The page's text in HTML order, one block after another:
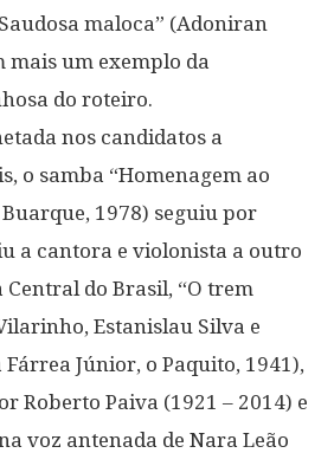
maloca” (Adoniran
mais um exemplo da
do roteiro.
nos candidatos a
o samba “Homenagem ao
1978) seguiu por
a cantora e violonista a outro
Central do Brasil, “O trem
Estanislau Silva e
Júnior, o Paquito, 1941),
Roberto Paiva (1921 – 2014) e
voz antenada de Nara Leão